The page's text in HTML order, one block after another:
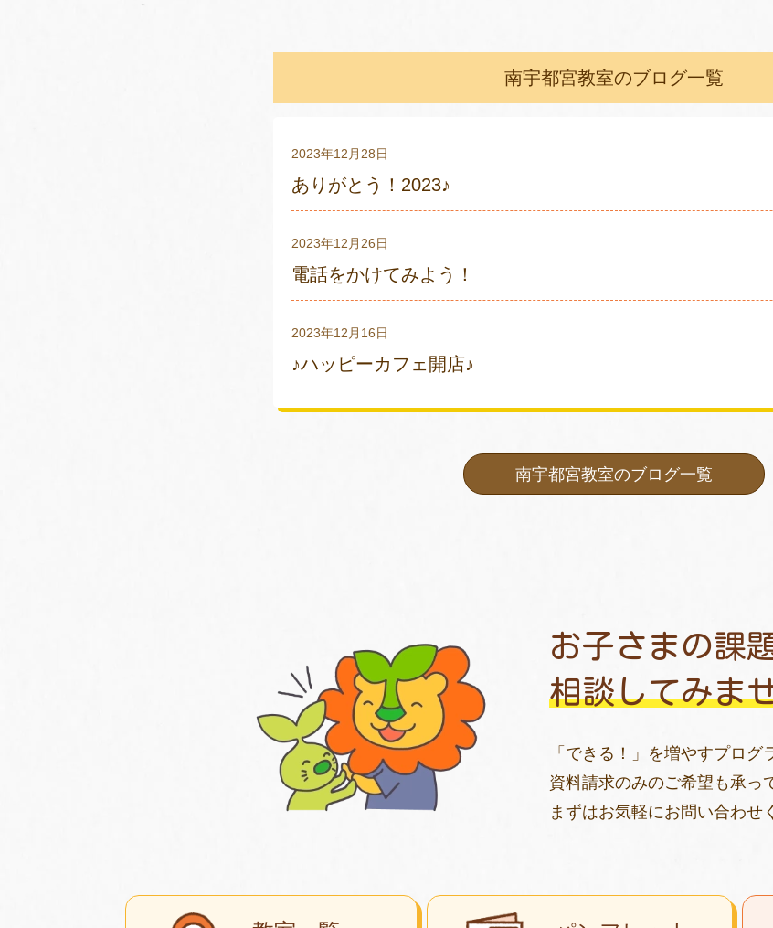
南宇都宮教室のブログ一覧
2023年12月28日
ありがとう！2023♪
2023年12月26日
電話をかけてみよう！
2023年12月16日
♪ハッピーカフェ開店♪
南宇都宮教室のブログ一覧
お子さまの課
相談してみま
「できる！」を増やすプログ
資料請求のみのご希望も承っ
まずはお気軽にお問い合わせ